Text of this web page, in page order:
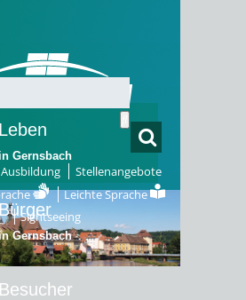
Ausbildung
Stellenangebote
Leichte Sprache
Sightseeing
Leben
in Gernsbach
Bürger
Gernsbach
Besucher